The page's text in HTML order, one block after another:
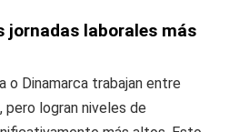
jornadas laborales más
o Dinamarca trabajan entre
pero logran niveles de